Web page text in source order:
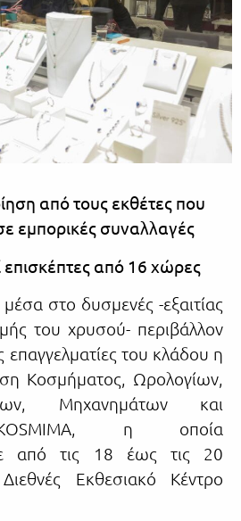
από τους εκθέτες που
εμπορικές συναλλαγές
επισκέπτες από 16 χώρες
στο δυσμενές -εξαιτίας
του χρυσού- περιβάλλον
επαγγελματίες του κλάδου η
Κοσμήματος, Ωρολογίων,
Μηχανημάτων και
η οποία
από τις 18 έως τις 20
Εκθεσιακό Κέντρο